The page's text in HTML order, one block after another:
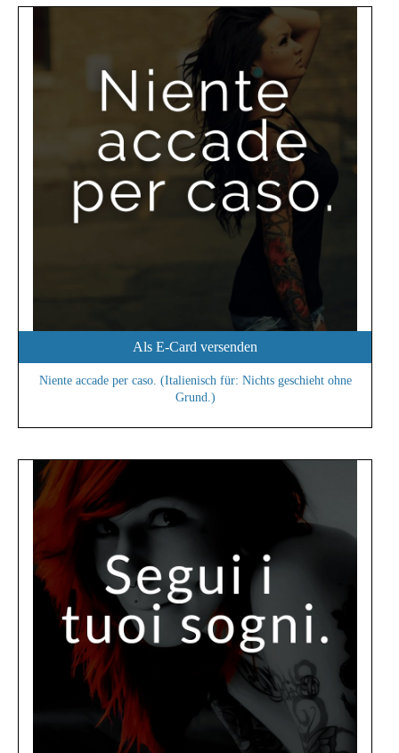
Als E-Card versenden
Niente accade per caso. (Italienisch für: Nichts geschieht ohne
Grund.)